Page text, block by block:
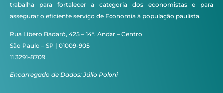
trabalha para fortalecer a categoria dos economistas e para
assegurar o eficiente serviço de Economia à população paulista.
Rua Líbero Badaró, 425 – 14º. Andar – Centro
São Paulo – SP | 01009-905
11 3291-8709
Encarregado de Dados: Júlio Poloni